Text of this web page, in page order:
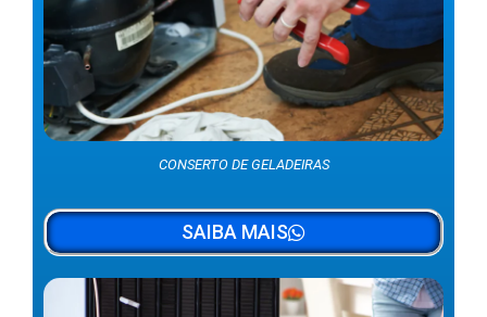
CONSERTO DE GELADEIRAS
SAIBA MAIS